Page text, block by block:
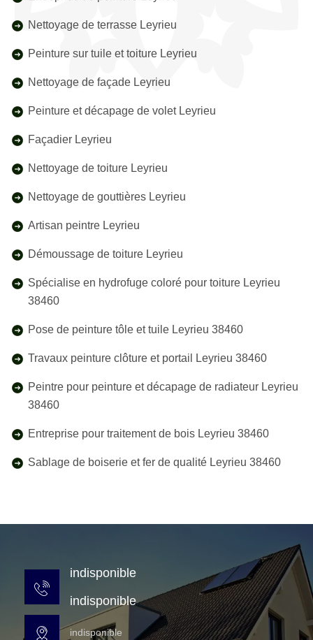
Nettoyage de terrasse Leyrieu
Peinture sur tuile et toiture Leyrieu
Nettoyage de façade Leyrieu
Peinture et décapage de volet Leyrieu
Façadier Leyrieu
Nettoyage de toiture Leyrieu
Nettoyage de gouttières Leyrieu
Artisan peintre Leyrieu
Démoussage de toiture Leyrieu
Spécialise en hydrofuge coloré pour toiture Leyrieu
38460
Pose de peinture tôle et tuile Leyrieu 38460
Travaux peinture clôture et portail Leyrieu 38460
Peintre pour peinture et décapage de radiateur Leyrieu
38460
Entreprise pour traitement de bois Leyrieu 38460
Sablage de boiserie et fer de qualité Leyrieu 38460
indisponible
indisponible
indisponible